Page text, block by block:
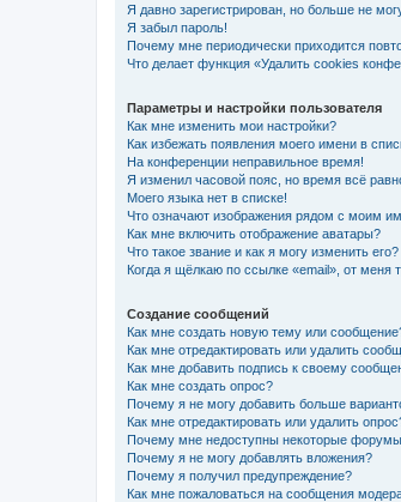
Я давно зарегистрирован, но больше не
Я забыл пароль!
Почему мне периодически приходится
Что делает функция «Удалить cookies
Параметры и настройки пользователя
Как мне изменить мои настройки?
Как избежать появления моего имени в
На конференции неправильное время!
Я изменил часовой пояс, но время всё
Моего языка нет в списке!
Что означают изображения рядом с моим
Как мне включить отображение аватары?
Что такое звание и как я могу изменить его?
Когда я щёлкаю по ссылке «email», от меня
Создание сообщений
Как мне создать новую тему или
Как мне отредактировать или удалить
Как мне добавить подпись к своему
Как мне создать опрос?
Почему я не могу добавить больше
Как мне отредактировать или удалить
Почему мне недоступны некоторые
Почему я не могу добавлять вложения?
Почему я получил предупреждение?
Как мне пожаловаться на сообщения